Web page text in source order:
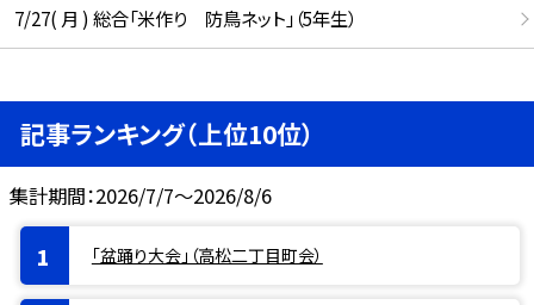
7/27( 月 ) 総合「米作り 防鳥ネット」（5年生）
記事ランキング（上位10位）
集計期間：2026/7/7～2026/8/6
「盆踊り大会」（高松二丁目町会）